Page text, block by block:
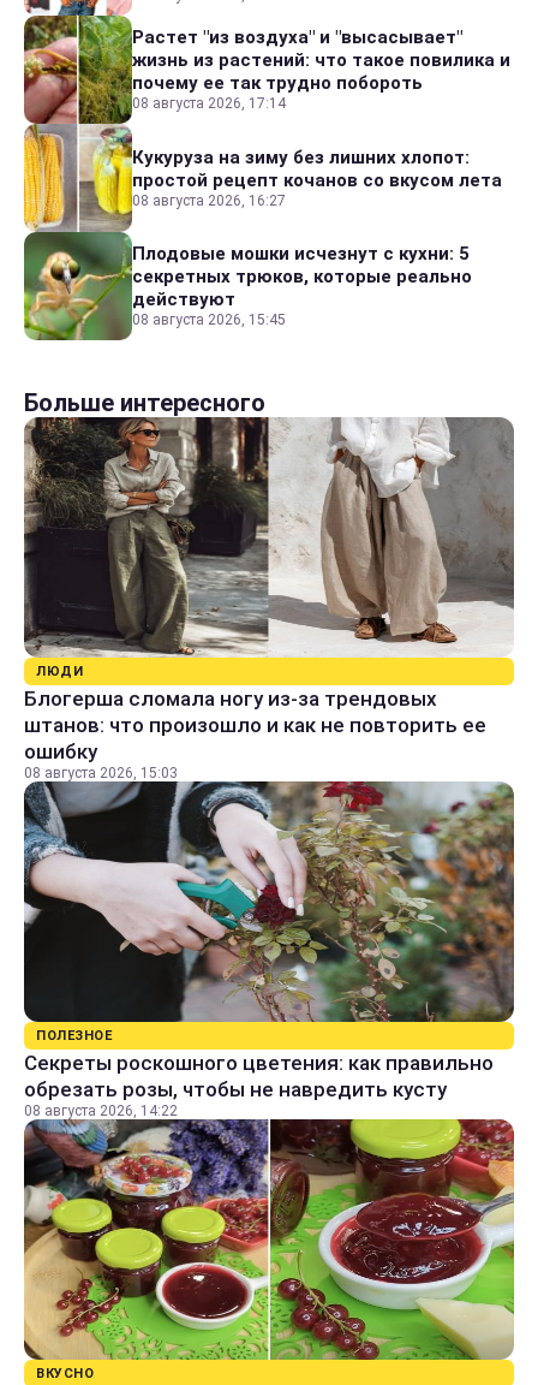
Растет "из воздуха" и "высасывает"
жизнь из растений: что такое повилика и
почему ее так трудно побороть
08 августа 2026, 17:14
Кукуруза на зиму без лишних хлопот:
простой рецепт кочанов со вкусом лета
08 августа 2026, 16:27
Плодовые мошки исчезнут с кухни: 5
секретных трюков, которые реально
действуют
08 августа 2026, 15:45
Больше интересного
ЛЮДИ
Блогерша сломала ногу из-за трендовых
штанов: что произошло и как не повторить ее
ошибку
08 августа 2026, 15:03
ПОЛЕЗНОЕ
Секреты роскошного цветения: как правильно
обрезать розы, чтобы не навредить кусту
08 августа 2026, 14:22
ВКУСНО